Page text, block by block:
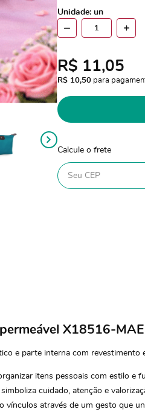
Unidade: un
R$ 11,05
R$ 10,50 para
Calcule o frete
X18516-
e parte interna com
itens pessoais com estilo e
cuidado, atenção e
através de um gesto que